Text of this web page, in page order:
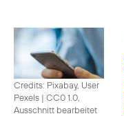
Credits: Pixabay, User
Pexels | CC0 1.0,
Ausschnitt bearbeitet